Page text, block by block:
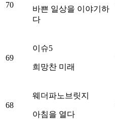
70
바쁜 일상을 이야기하
다
69
이슈5
희망찬 미래
68
웨더파노브릿지
아침을 열다